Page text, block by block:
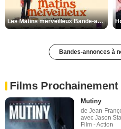
Les Matins merveilleux Bande-annonce VF
Bandes-annonces à
Films Prochainement
Mutiny
de Jean-
avec Jason
Film - Action